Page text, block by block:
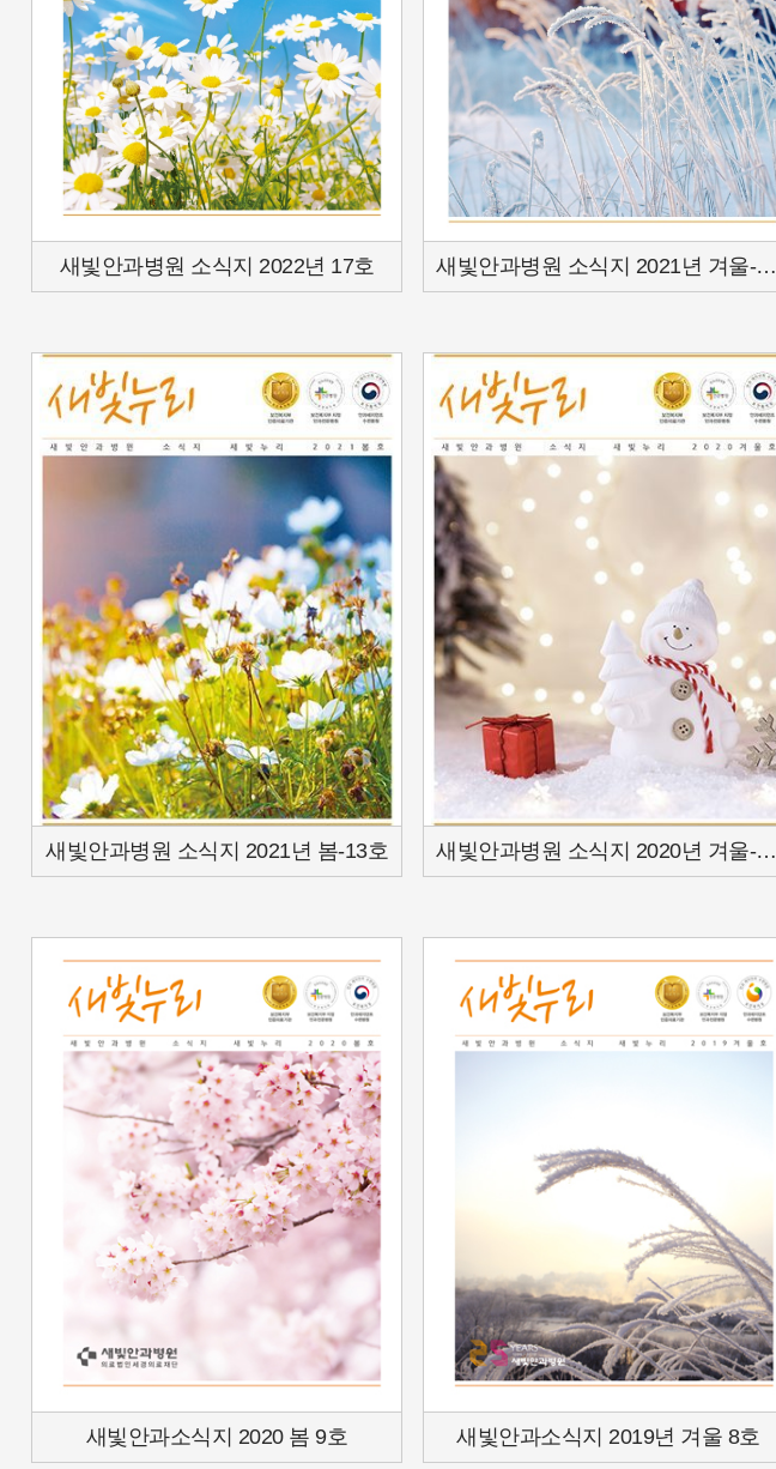
새빛안과병원 소식지 2022년 17호 새빛안과병원 소식지 2021년 겨울-16호
새빛안과병원 소식지 2021년 봄-13호 새빛안과병원 소식지 2020년 겨울-12호
새빛안과소식지 2020 봄 9호 새빛안과소식지 2019년 겨울 8호